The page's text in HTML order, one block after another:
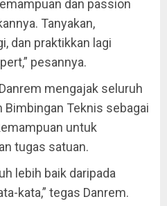
dan passion
Tanyakan,
dan praktikkan lagi
pesannya.
mengajak seluruh
Teknis sebagai
untuk
tugas satuan.
lebih baik daripada
kata,” tegas Danrem.